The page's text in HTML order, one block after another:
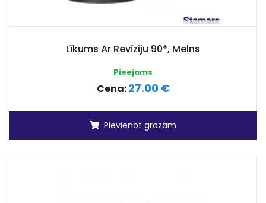
Līkums Ar Revīziju 90*, Melns
Pieejams
Cena:27.00 €
Pievienot grozam